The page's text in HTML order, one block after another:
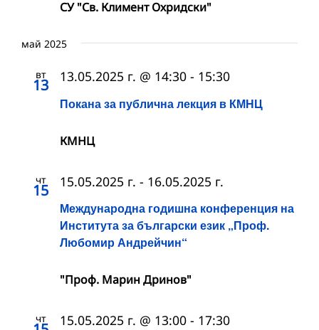
СУ "Св. Климент Охридски"
май 2025
вт
13
Покана за публична лекция в КМНЦ
13.05.2025 г. @ 14:30 - 15:30
КМНЦ
чт
15
Международна годишна конференция на
Института за български език „Проф.
Любомир Андрейчин“
15.05.2025 г. - 16.05.2025 г.
"Проф. Марин Дринов"
чт 15.05.2025 г. @ 13:00 - 17:30